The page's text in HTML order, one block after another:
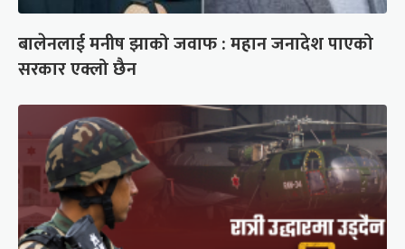
बालेनलाई मनीष झाको जवाफ : महान जनादेश पाएको
सरकार एक्लो छैन